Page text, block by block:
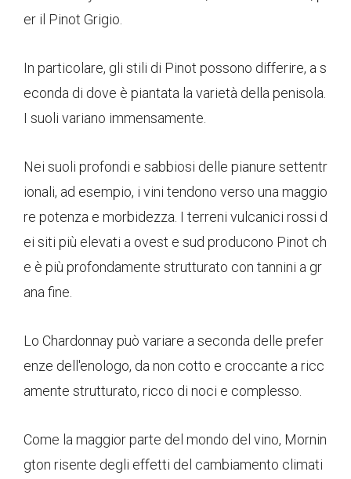
er il Pinot Grigio.
In particolare, gli stili di Pinot possono differire, a s
econda di dove è piantata la varietà della penisola.
I suoli variano immensamente.
Nei suoli profondi e sabbiosi delle pianure settentr
ionali, ad esempio, i vini tendono verso una maggio
re potenza e morbidezza. I terreni vulcanici rossi d
ei siti più elevati a ovest e sud producono Pinot ch
e è più profondamente strutturato con tannini a gr
ana fine.
Lo Chardonnay può variare a seconda delle prefer
enze dell'enologo, da non cotto e croccante a ricc
amente strutturato, ricco di noci e complesso.
Come la maggior parte del mondo del vino, Mornin
gton risente degli effetti del cambiamento climati